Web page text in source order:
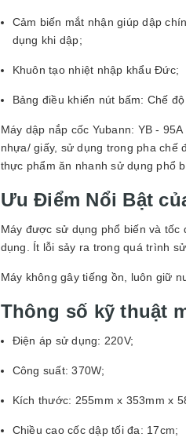
Cảm biến mắt nhận giúp dập
dụng khi dập;
Khuôn tạo nhiệt nhập khẩu Đức;
Bảng điều khiển nút bấm: Chế
Máy dập nắp cốc Yubann: YB -
nhựa/ giấy, sử dụng trong pha chế
thực phẩm ăn nhanh sử dụng phổ
Ưu Điểm Nổi Bật
Máy được sử dụng phổ biến và
dụng. Ít lỗi sảy ra trong quá trình
Máy không gây tiếng ồn, luôn giữ
Thông số kỹ thuật
Điện áp sử dụng: 220V;
Công suất: 370W;
Kích thước: 255mm x 353mm x
Chiều cao cốc dập tối đa: 17cm;